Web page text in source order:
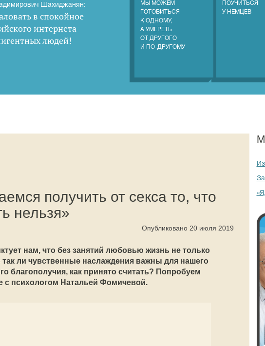
Шахиджанян:
в спокойное
интернета
людей!
МЫ МОЖЕМ
ГОТОВИТЬСЯ
К ОДНОМУ,
А УМЕРЕТЬ
ОТ ДРУГОГО
И ПО-ДРУГОМУ
ПОУЧИТЬСЯ
У НЕМЦЕВ
получить от секса то, что
нельзя»
Опубликовано 20 июля 2019
нам, что без занятий любовью жизнь не только
так ли чувственные наслаждения важны для нашего
благополучия, как принято считать? Попробуем
с психологом Натальей Фомичевой.